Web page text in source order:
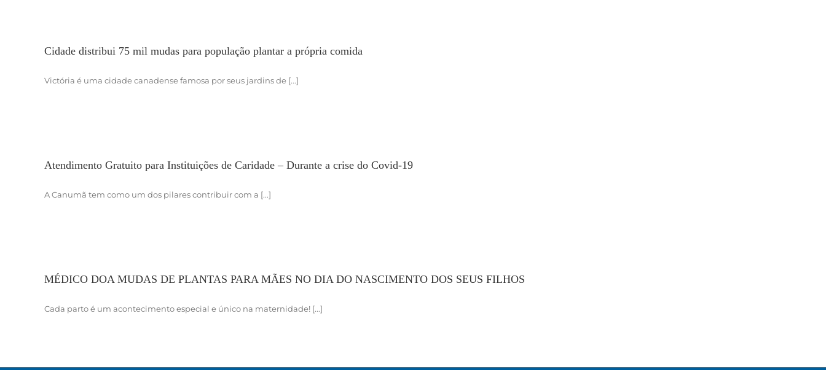
Cidade distribui 75 mil mudas para população plantar a própria comida
Victória é uma cidade canadense famosa por seus jardins de [...]
Atendimento Gratuito para Instituições de Caridade – Durante a crise do Covid-19
A Canumã tem como um dos pilares contribuir com a [...]
MÉDICO DOA MUDAS DE PLANTAS PARA MÃES NO DIA DO NASCIMENTO DOS SEUS FILHOS
Cada parto é um acontecimento especial e único na maternidade! [...]